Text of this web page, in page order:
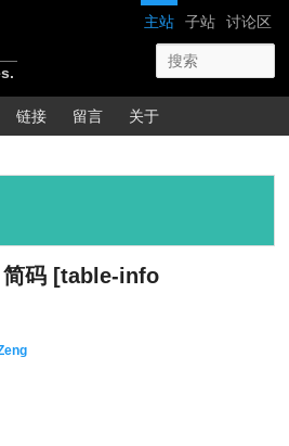
网站导航
主站 子站 讨论区
链接 留言 关于
简码 [table-info